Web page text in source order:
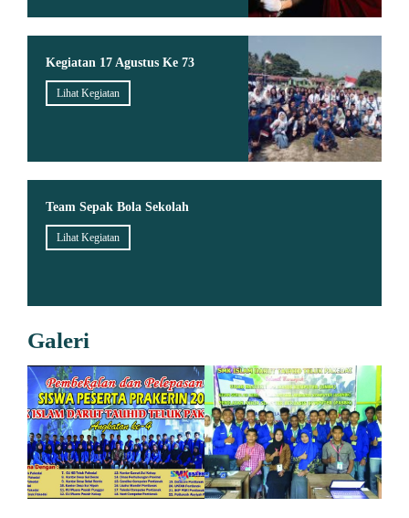
Kegiatan 17 Agustus Ke 73
Lihat Kegiatan
Team Sepak Bola Sekolah
Lihat Kegiatan
Galeri